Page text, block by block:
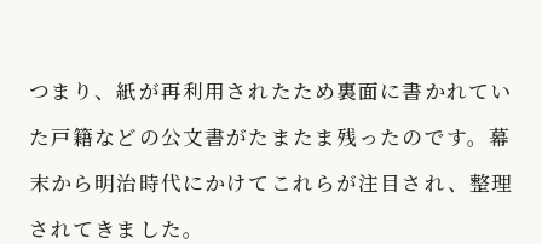
つまり、紙が再利用されたため裏面に書かれてい
た戸籍などの公文書がたまたま残ったのです。幕
末から明治時代にかけてこれらが注目され、整理
されてきました。